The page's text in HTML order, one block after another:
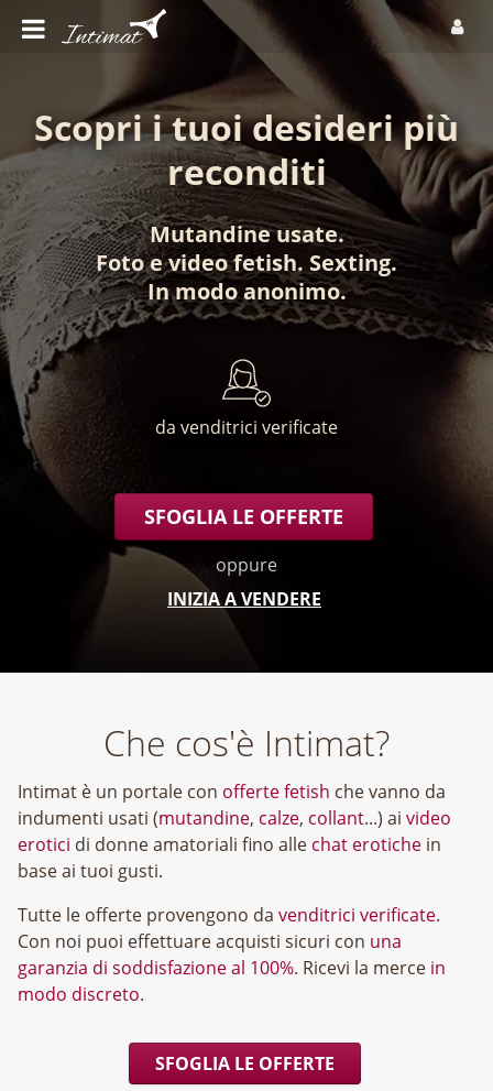
Scopri i tuoi desideri più
reconditi
Mutandine usate.
Fotoevideo fetish. Sexting.
In modo anonimo.
da venditrici verificate
SFOGLIA LE OFFERTE
oppure
INIZIA A VENDERE
Che cos'è Intimat?
Intimat è un portale con offerte fetish che vanno da
indumenti usati (mutandine, calze, collant...) ai video
erotici di donne amatoriali fino alle chat erotiche in
base ai tuoi gusti.
Tutte le offerte provengono da venditrici verificate.
Con noi puoi effettuare acquisti sicuri con una
garanzia di soddisfazione al 100%. Ricevi la merce in
modo discreto.
SFOGLIA LE OFFERTE